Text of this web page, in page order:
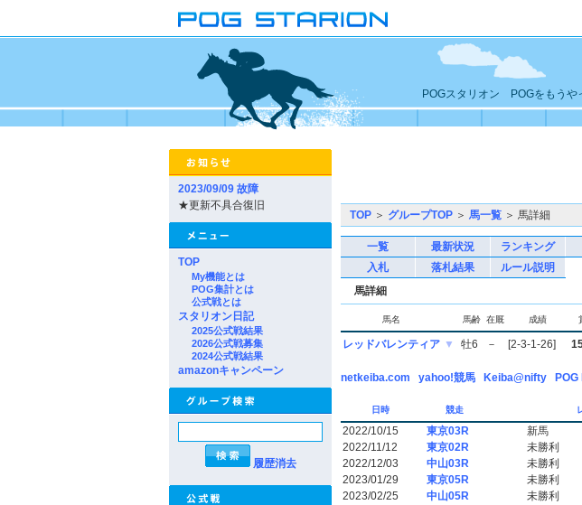
POGスタリオン POGをもうや
2023/09/09 故障
★更新不具合復旧
TOP
My機能とは
POG集計とは
公式戦とは
スタリオン日記
2025公式戦結果
2026公式戦募集
2024公式戦結果
amazonキャンペーン
履歴消去
TOP ＞ グループTOP ＞ 馬一覧 ＞ 馬詳細
一覧 最新状況 ランキング
入札
落札結果
ルール説明
馬詳細
馬名 馬齢 在厩 成績
レッドバレンティア ▼ 牡6 － [2-3-1-26]
netkeiba.com yahoo!競馬 Keiba@nifty
日時 競走
2022/10/15 東京03R 新馬
2022/11/12
東京02R 未勝利
2022/12/03
中山03R 未勝利
2023/01/29
東京05R 未勝利
2023/02/25
中山05R 未勝利